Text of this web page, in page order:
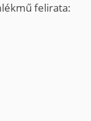
felirata: